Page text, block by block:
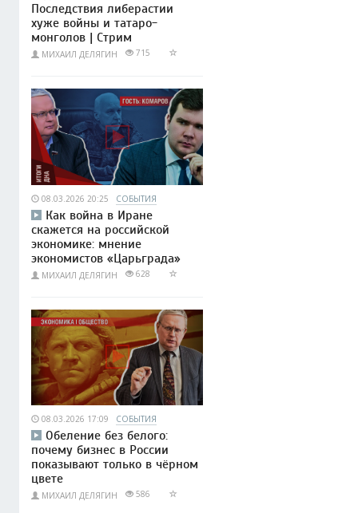
Последствия либерастии
хуже войны и татаро-
монголов | Стрим
МИХАИЛ ДЕЛЯГИН 715
08.03.2026 20:25 СОБЫТИЯ
Как война в Иране
скажется на российской
экономике: мнение
экономистов «Царьграда»
МИХАИЛ ДЕЛЯГИН 628
08.03.2026 17:09 СОБЫТИЯ
Обеление без белого:
почему бизнес в России
показывают только в чёрном
цвете
МИХАИЛ ДЕЛЯГИН 586